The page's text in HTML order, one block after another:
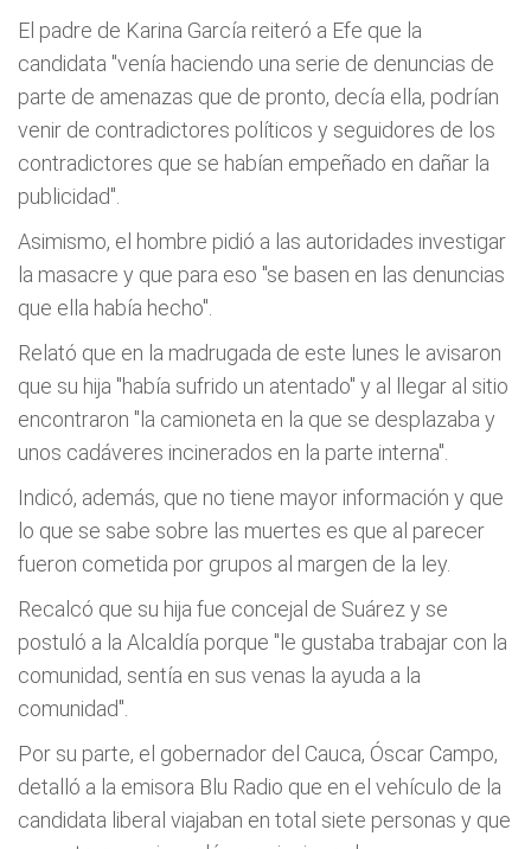
El padre de Karina García reiteró a Efe que la
candidata "venía haciendo una serie de denuncias de
parte de amenazas que de pronto, decía ella, podrían
venir de contradictores políticos y seguidores de los
contradictores que se habían empeñado en dañar la
publicidad".
Asimismo, el hombre pidió a las autoridades investigar
la masacre y que para eso "se basen en las denuncias
que ella había hecho".
Relató que en la madrugada de este lunes le avisaron
que su hija "había sufrido un atentado" y al llegar al sitio
encontraron "la camioneta en la que se desplazaba y
unos cadáveres incinerados en la parte interna".
Indicó, además, que no tiene mayor información y que
lo que se sabe sobre las muertes es que al parecer
fueron cometida por grupos al margen de la ley.
Recalcó que su hija fue concejal de Suárez y se
postuló a la Alcaldía porque "le gustaba trabajar con la
comunidad, sentía en sus venas la ayuda a la
comunidad".
Por su parte, el gobernador del Cauca, Óscar Campo,
detalló a la emisora Blu Radio que en el vehículo de la
candidata liberal viajaban en total siete personas y que